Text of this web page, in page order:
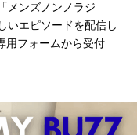
メンズノンノラジ
エピソードを配信し
用フォームから受付